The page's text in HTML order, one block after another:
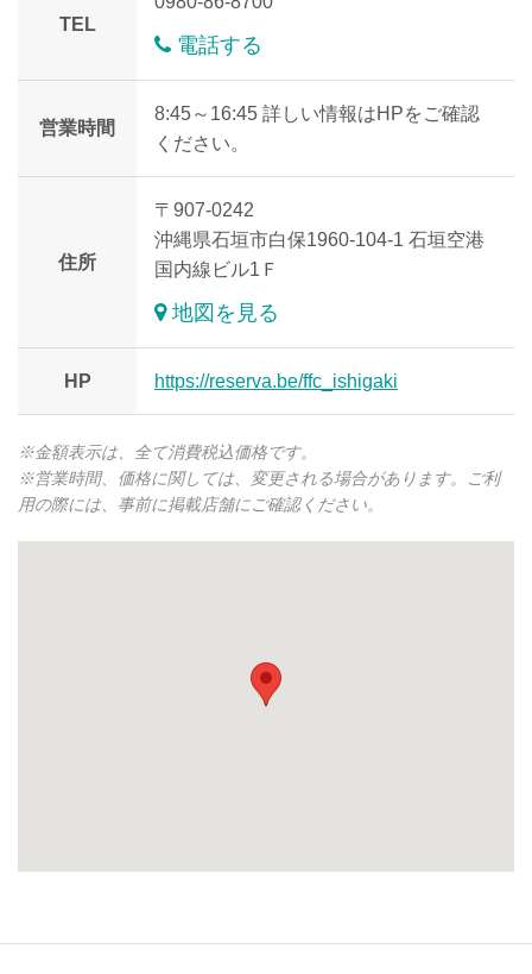
TEL
電話する
営業時間
8:45～16:45 詳しい情報はHPをご確認
ください。
住所
〒907-0242
沖縄県石垣市白保1960-104-1 石垣空港
国内線ビル1Ｆ
地図を見る
HP https://reserva.be/ffc_ishigaki
※金額表示は、全て消費税込価格です。
※営業時間、価格に関しては、変更される場合があります。ご利
用の際には、事前に掲載店舗にご確認ください。